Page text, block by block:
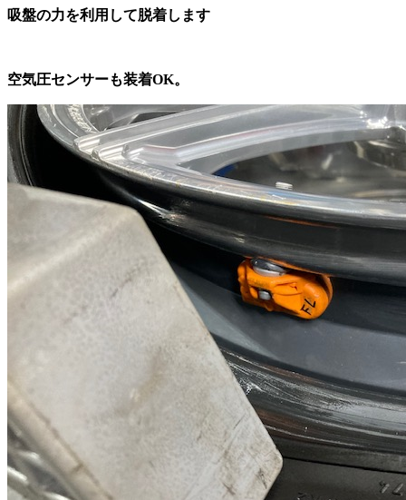
吸盤の力を利用して脱着します
空気圧センサーも装着OK。